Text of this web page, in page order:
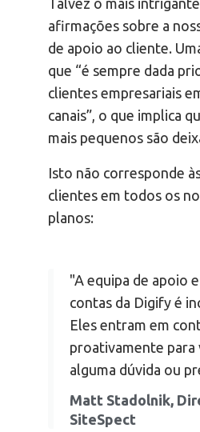
Talvez o mais
afirmações sobre a
de apoio ao cliente.
que “é sempre dada
clientes empresariais
canais”, o que implica
mais pequenos são
Isto não corresponde
clientes em todos os
planos:
"A equipa de apoio
contas da Digify é
Eles entram em
proativamente para
alguma dúvida ou
Matt Stadolnik,
SiteSpect